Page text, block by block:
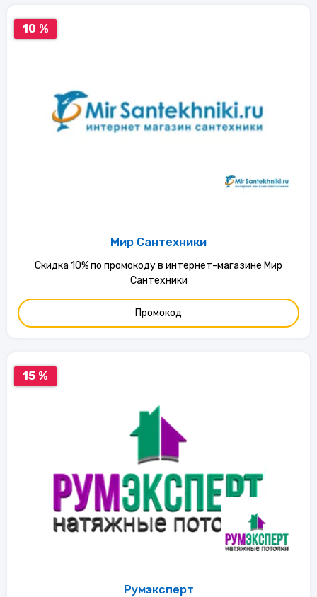
10 %
Мир Сантехники
Скидка 10% по промокоду в интернет-магазине Мир
Сантехники
Промокод
15 %
Румэксперт